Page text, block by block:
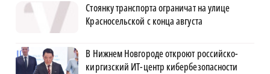
Стоянку транспорта ограничат на улице
Красносельской с конца августа
В Нижнем Новгороде откроют российско-
киргизский ИТ-центр кибербезопасности